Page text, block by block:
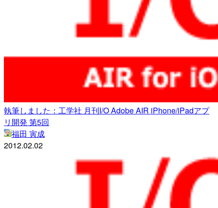
執筆しました：工学社 月刊I/O Adobe AIR iPhone/iPadアプ
リ開発 第5回
福田 寅成
2012.02.02